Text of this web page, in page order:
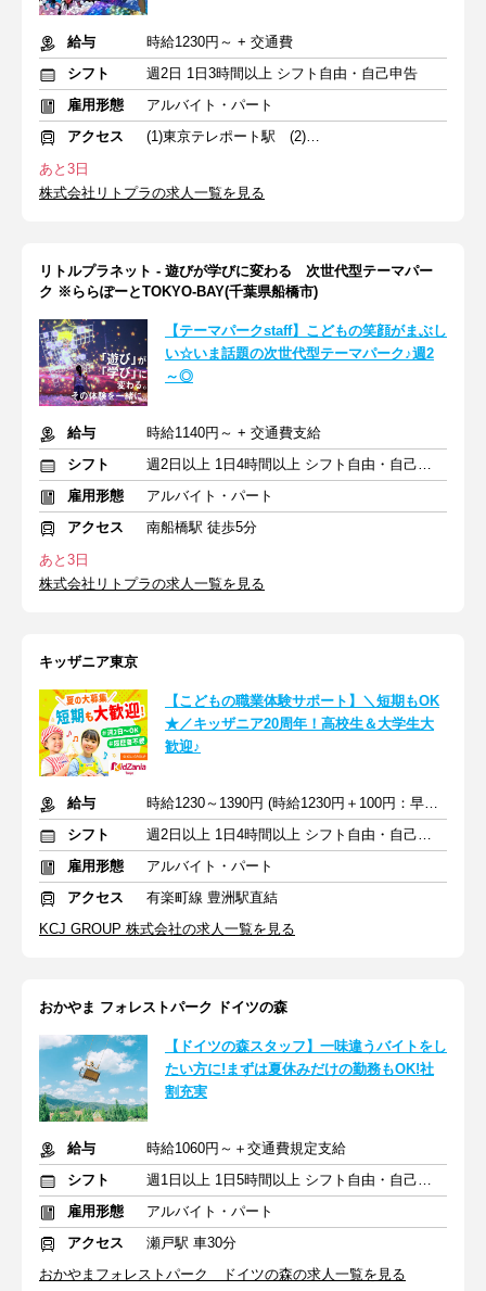
給与
時給1230円～ + 交通費
シフト
週2日 1日3時間以上 シフト自由・自己申告
雇用形態
アルバイト・パート
アクセス
(1)東京テレポート駅 (2)立飛駅 直結
あと3日
株式会社リトプラの求人一覧を見る
リトルプラネット - 遊びが学びに変わる 次世代型テーマパー
ク ※ららぽーとTOKYO-BAY(千葉県船橋市)
【テーマパークstaff】こどもの笑顔がまぶし
い☆いま話題の次世代型テーマパーク♪週2
～◎
給与
時給1140円～ + 交通費支給
シフト
週2日以上 1日4時間以上 シフト自由・自己申告
雇用形態
アルバイト・パート
アクセス
南船橋駅 徒歩5分
あと3日
株式会社リトプラの求人一覧を見る
キッザニア東京
【こどもの職業体験サポート】＼短期もOK
★／キッザニア20周年！高校生＆大学生大
歓迎♪
給与
時給1230～1390円 (時給1230円＋100円：早朝＋60円：繁忙期手当)
シフト
週2日以上 1日4時間以上 シフト自由・自己申告
雇用形態
アルバイト・パート
アクセス
有楽町線 豊洲駅直結
KCJ GROUP 株式会社の求人一覧を見る
おかやま フォレストパーク ドイツの森
【ドイツの森スタッフ】一味違うバイトをし
たい方に!まずは夏休みだけの勤務もOK!社
割充実
給与
時給1060円～＋交通費規定支給
シフト
週1日以上 1日5時間以上 シフト自由・自己申告
雇用形態
アルバイト・パート
アクセス
瀬戸駅 車30分
おかやまフォレストパーク ドイツの森の求人一覧を見る